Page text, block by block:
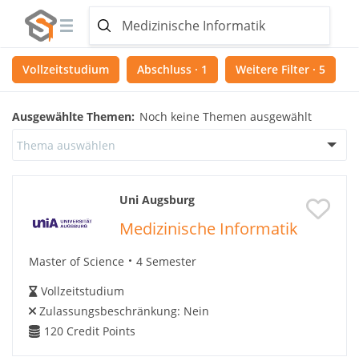
Vollzeitstudium Abschluss · 1 Weitere Filter · 5
Ausgewählte Themen: Noch keine Themen ausgewählt
Thema auswählen
Uni Augsburg
Medizinische Informatik
Master of Science
4 Semester
Vollzeitstudium
Zulassungsbeschränkung: Nein
120 Credit Points